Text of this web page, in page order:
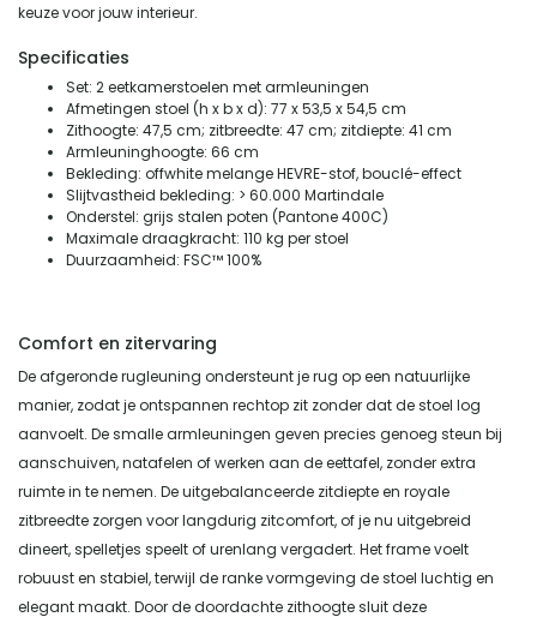
keuze voor jouw interieur.
Specificaties
Set: 2 eetkamerstoelen met armleuningen
Afmetingen stoel (h x b x d): 77 x 53,5 x 54,5 cm
Zithoogte: 47,5 cm; zitbreedte: 47 cm; zitdiepte: 41 cm
Armleuninghoogte: 66 cm
Bekleding: offwhite melange HEVRE-stof, bouclé-effect
Slijtvastheid bekleding: > 60.000 Martindale
Onderstel: grijs stalen poten (Pantone 400C)
Maximale draagkracht: 110 kg per stoel
Duurzaamheid: FSC™ 100%
Comfort en zitervaring
De afgeronde rugleuning ondersteunt je rug op een natuurlijke
manier, zodat je ontspannen rechtop zit zonder dat de stoel log
aanvoelt. De smalle armleuningen geven precies genoeg steun bij
aanschuiven, natafelen of werken aan de eettafel, zonder extra
ruimte in te nemen. De uitgebalanceerde zitdiepte en royale
zitbreedte zorgen voor langdurig zitcomfort, of je nu uitgebreid
dineert, spelletjes speelt of urenlang vergadert. Het frame voelt
robuust en stabiel, terwijl de ranke vormgeving de stoel luchtig en
elegant maakt. Door de doordachte zithoogte sluit deze